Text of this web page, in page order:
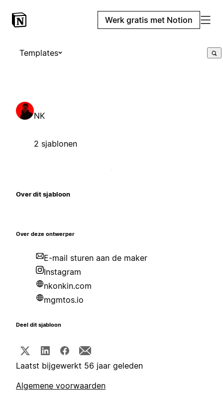
Werk gratis met Notion
Templates
NK
2 sjablonen
Over dit sjabloon
Over deze ontwerper
E-mail sturen aan de maker
Instagram
nkonkin.com
mgmtos.io
Deel dit sjabloon
Laatst bijgewerkt 56 jaar geleden
Algemene voorwaarden